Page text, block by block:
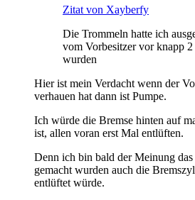
Zitat von Xayberfy
Die Trommeln hatte ich
vom Vorbesitzer vor knapp
wurden
Hier ist mein Verdacht wenn der
verhauen hat dann ist Pumpe.
Ich würde die Bremse hinten auf
ist, allen voran erst Mal entlüften.
Denn ich bin bald der Meinung
gemacht wurden auch die
entlüftet würde.